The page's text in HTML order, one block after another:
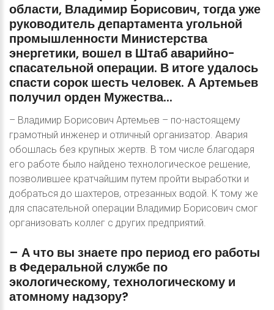
области, Владимир Борисович,тогдауже
руководительдепартаментаугольной
промышленности Министерства
энергетики, вошел в Штабаварийно-
спасательной операции. В итогеудалось
спасти сорок шестьчеловек. ААртемьев
получил орден Мужества...
– Владимир Борисович Артемьев – по-настоящему
грамотный инженер и отличный организатор. Авария
обошлась без крупных жертв. В том числе благодаря
его работе было найдено технологическое решение,
позволившее кратчайшим путем пройти выработки и
добраться до шахтеров, отрезанных водой. К тому же
для спасательной операции Владимир Борисович смог
организовать коллег с других предприятий.
– Ачто вы знаете про периодего работы
вФедеральной службе по
экологическому,технологическому и
атомному надзору?